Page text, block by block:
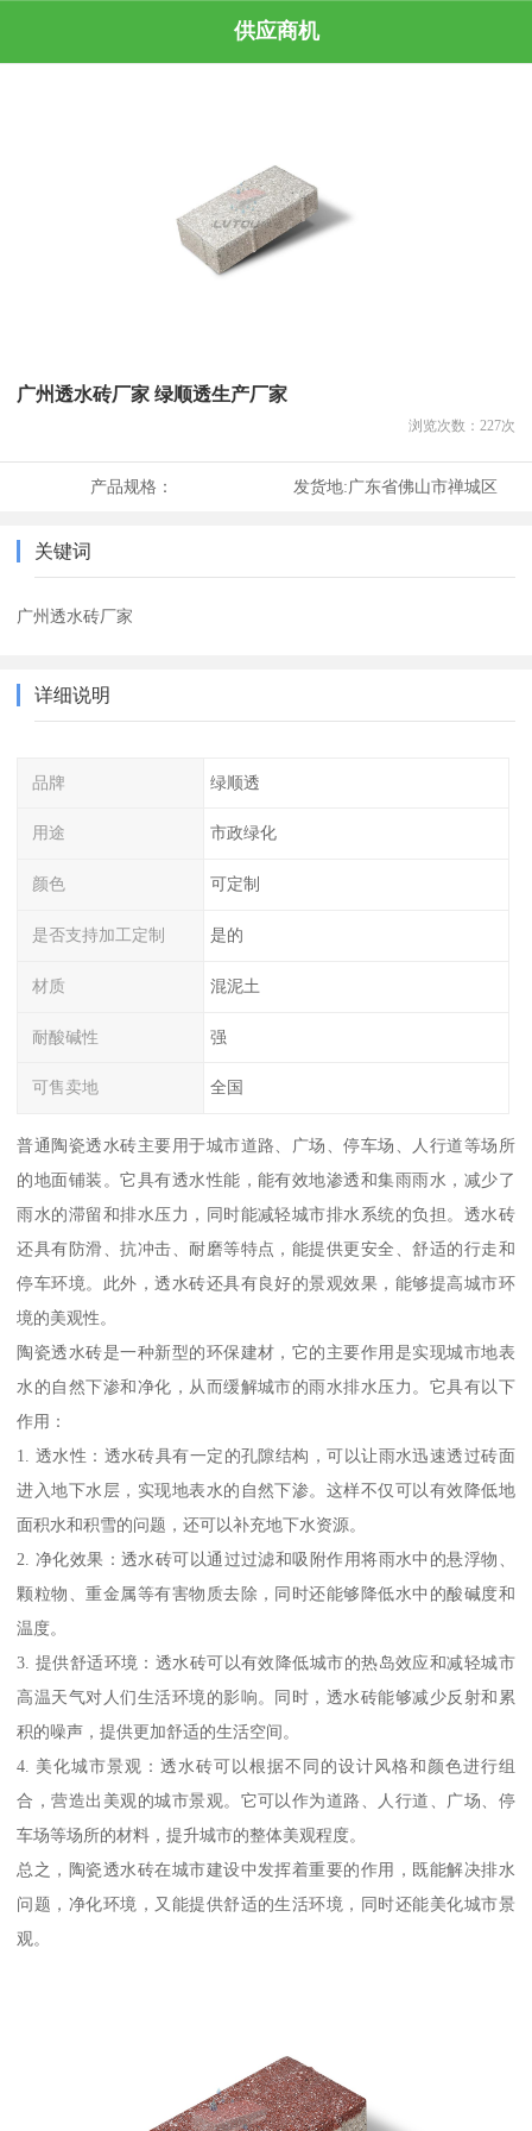
供应商机
广州透水砖厂家 绿顺透生产厂家
浏览次数： 227次
产品规格： 发货地:广东省佛山市禅城区
关键词
广州透水砖厂家
详细说明
品牌 绿顺透
用途 市政绿化
颜色 可定制
是否支持加工定制 是的
材质 混泥土
耐酸碱性 强
可售卖地 全国
普通陶瓷透水砖主要用于城市道路、广场、停车场、人行道等场所
的地面铺装。它具有透水性能，能有效地渗透和集雨雨水，减少了
雨水的滞留和排水压力，同时能减轻城市排水系统的负担。透水砖
还具有防滑、抗冲击、耐磨等特点，能提供更安全、舒适的行走和
停车环境。此外，透水砖还具有良好的景观效果，能够提高城市环
境的美观性。
陶瓷透水砖是一种新型的环保建材，它的主要作用是实现城市地表
水的自然下渗和净化，从而缓解城市的雨水排水压力。它具有以下
作用：
1. 透水性：透水砖具有一定的孔隙结构，可以让雨水迅速透过砖面
进入地下水层，实现地表水的自然下渗。这样不仅可以有效降低地
面积水和积雪的问题，还可以补充地下水资源。
2. 净化效果：透水砖可以通过过滤和吸附作用将雨水中的悬浮物、
颗粒物、重金属等有害物质去除，同时还能够降低水中的酸碱度和
温度。
3. 提供舒适环境：透水砖可以有效降低城市的热岛效应和减轻城市
高温天气对人们生活环境的影响。同时，透水砖能够减少反射和累
积的噪声，提供更加舒适的生活空间。
4. 美化城市景观：透水砖可以根据不同的设计风格和颜色进行组
合，营造出美观的城市景观。它可以作为道路、人行道、广场、停
车场等场所的材料，提升城市的整体美观程度。
总之，陶瓷透水砖在城市建设中发挥着重要的作用，既能解决排水
问题，净化环境，又能提供舒适的生活环境，同时还能美化城市景
观。